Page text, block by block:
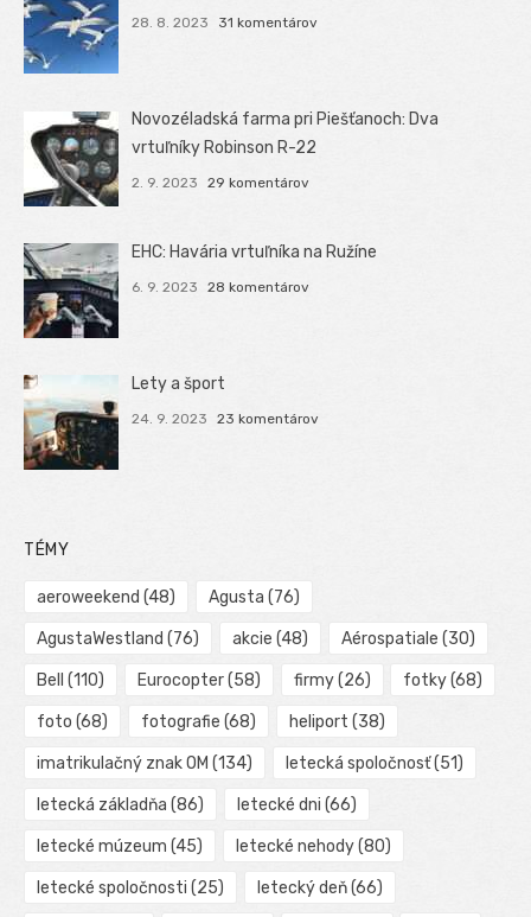
28. 8. 2023 31 komentárov
Novozéladská farma pri Piešťanoch: Dva
vrtuľníky Robinson R-22
2. 9. 2023 29 komentárov
EHC: Havária vrtuľníka na Ružíne
6. 9. 2023 28 komentárov
Lety a šport
24. 9. 2023 23 komentárov
TÉMY
aeroweekend (48) Agusta (76)
AgustaWestland (76) akcie (48) Aérospatiale (30)
Bell (110) Eurocopter(58) firmy(26) fotky(68)
foto (68) fotografie (68) heliport (38)
imatrikulačný znak OM (134) letecká spoločnosť(51)
letecká základňa (86) letecké dni (66)
letecké múzeum (45) letecké nehody(80)
letecké spoločnosti (25) letecký deň(66)